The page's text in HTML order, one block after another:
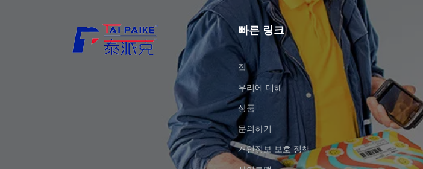
빠른 링크
집
우리에 대해
상품
문의하기
개인정보 보호 정책